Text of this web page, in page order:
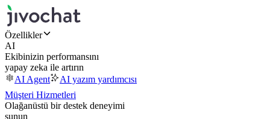
Özellikler
AI
Ekibinizin performansını
yapay zeka ile artırın
AI Agent
AI yazım yardımcısı
Müşteri Hizmetleri
Olağanüstü bir destek deneyimi
sunun